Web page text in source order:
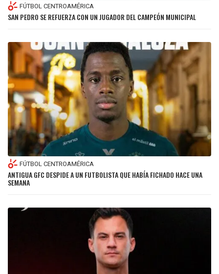
FÚTBOL CENTROAMÉRICA
SAN PEDRO SE REFUERZA CON UN JUGADOR DEL CAMPEÓN MUNICIPAL
FÚTBOL CENTROAMÉRICA
ANTIGUA GFC DESPIDE A UN FUTBOLISTA QUE HABÍA FICHADO HACE UNA
SEMANA